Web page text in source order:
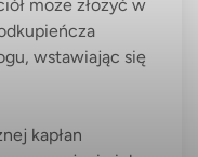
może złożyć w
wstawiając się
kapłan